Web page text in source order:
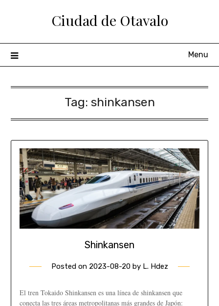
Ciudad de Otavalo
Menu
Tag: shinkansen
Shinkansen
Posted on 2023-08-20by L. Hdez
El tren Tokaido Shinkansen es una línea de shinkansen que
conecta las tres áreas metropolitanas más grandes de Japón: